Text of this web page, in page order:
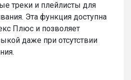
треки и плейлисты для
Эта функция доступна
Плюс и позволяет
даже при отсутствии